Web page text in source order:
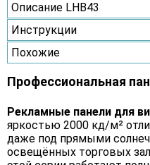
Описание LHB43
Инструкции
Похожие
Профессиональная
Рекламные панели для
яркостью 2000 кд/м²
даже под прямыми
освещённых торговых